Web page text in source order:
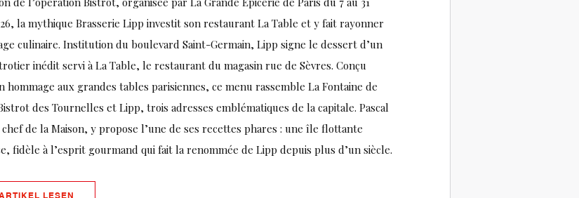
la mythique Brasserie Lipp investit son restaurant La Table et y fait rayonner
culinaire. Institution du boulevard Saint-Germain, Lipp signe le dessert d’un
inédit servi à La Table, le restaurant du magasin rue de Sèvres. Conçu
hommage aux grandes tables parisiennes, ce menu rassemble La Fontaine de
des Tournelles et Lipp, trois adresses emblématiques de la capitale. Pascal
de la Maison, y propose l’une de ses recettes phares : une île flottante
fidèle à l’esprit gourmand qui fait la renommée de Lipp depuis plus d’un siècle.
LESEN